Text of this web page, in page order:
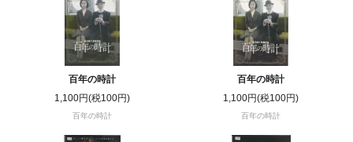
百年の時計
1,100円(税100円)
百年の時計
百年の時計
1,100円(税100円)
百年の時計